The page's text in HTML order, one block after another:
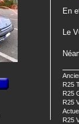
En
Le
R25
R25
R25
R25